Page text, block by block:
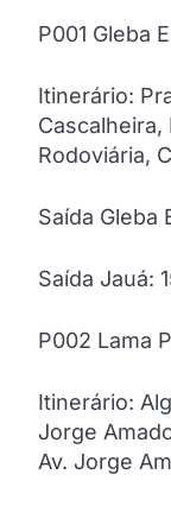
P001 Gleba
Itinerário:
Cascalheira,
Rodoviária,
Saída Gleba
Saída Jauá:
P002 Lama
Itinerário:
Jorge
Av. Jorge